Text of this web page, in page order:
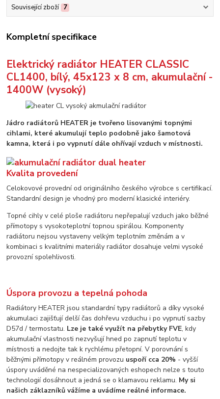
Související zboží 7
Kompletní specifikace
Elektrický radiátor HEATER CLASSIC
CL1400, bílý, 45x123 x 8 cm, akumulační -
1400W (vysoký)
Jádro radiátorů HEATER je tvořeno lisovanými topnými
cihlami, které akumulují teplo podobně jako šamotová
kamna, která i po vypnutí dále ohřívají vzduch v místnosti.
Kvalita provedení
Celokovové provední od originálního českého výrobce s certifikací.
Standardní design je vhodný pro moderní klasické interiéry.
Topné cihly v celé ploše radiátoru nepřepalují vzduch jako běžné
přímotopy s vysokoteplotní topnou spirálou. Komponenty
radiátoru nejsou vystaveny velkým teplotním změnám a v
kombinaci s kvalitními materiály radiátor dosahuje velmi vysoké
provozní spolehlivosti.
Úspora provozu a tepelná pohoda
Radiátory HEATER jsou standardní typy radiátorů a díky vysoké
akumulaci zajišťují delší čas dohřevu vzduchu i po vypnutí sazby
D57d / termostatu. Lze je také využít na přebytky FVE, kdy
akumulační vlastnosti nezvyšují hned po zapnutí teplotu v
místnosti a nedojte tak k rychlému přetopní. V porovnání s
běžnými přímotopy v reálném provozu uspoří cca 20% - vyšší
úspory uváděné na nespecializovaných eshopech nelze s touto
technologií dosáhnout a jedná se o klamavou reklamu. My si
našich záklazníků vážíme a uvádíme reálné informace.